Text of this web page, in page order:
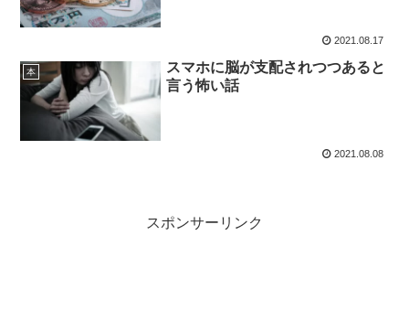
2021.08.17
本
スマホに脳が支配されつつあると
言う怖い話
2021.08.08
スポンサーリンク